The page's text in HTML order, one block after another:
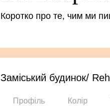
Коротко про те, чим ми
Заміський будинок/
Профіль Колір